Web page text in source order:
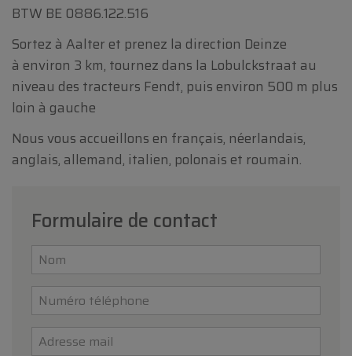
BTW BE 0886.122.516
Sortez à Aalter et prenez la direction Deinze
à environ 3 km, tournez dans la Lobulckstraat au
niveau des tracteurs Fendt, puis environ 500 m plus
loin à gauche
Nous vous accueillons en français, néerlandais,
anglais, allemand, italien, polonais et roumain.
Formulaire de contact